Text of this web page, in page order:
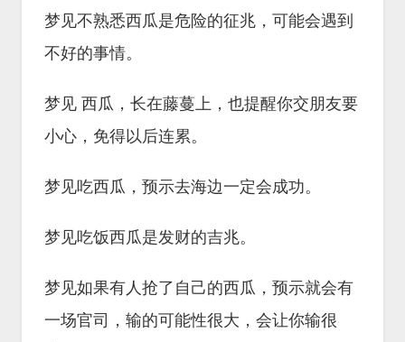
梦见不熟悉西瓜是危险的征兆，可能会遇到
不好的事情。
梦见 西瓜，长在藤蔓上，也提醒你交朋友要
小心，免得以后连累。
梦见吃西瓜，预示去海边一定会成功。
梦见吃饭西瓜是发财的吉兆。
梦见如果有人抢了自己的西瓜，预示就会有
一场官司，输的可能性很大，会让你输很